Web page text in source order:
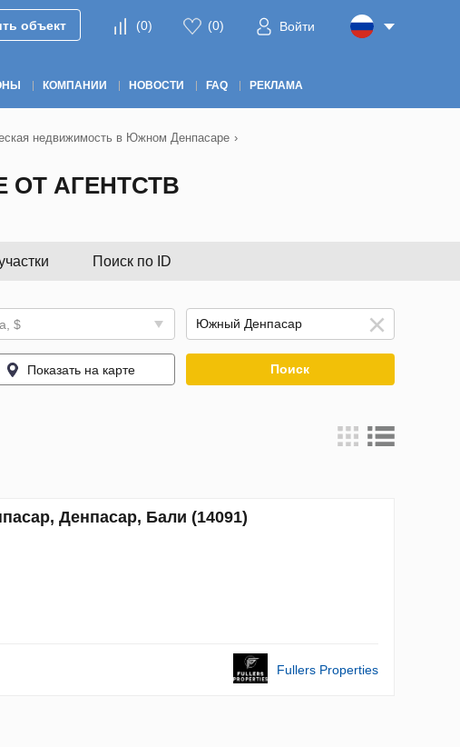
объект (0) (0) Войти
КОМПАНИИ НОВОСТИ FAQ РЕКЛАМА
недвижимость в Южном Денпасаре ›
АГЕНТСТВ
Поиск по ID
$
Показать на карте Поиск
Денпасар, Бали (14091)
Fullers Properties